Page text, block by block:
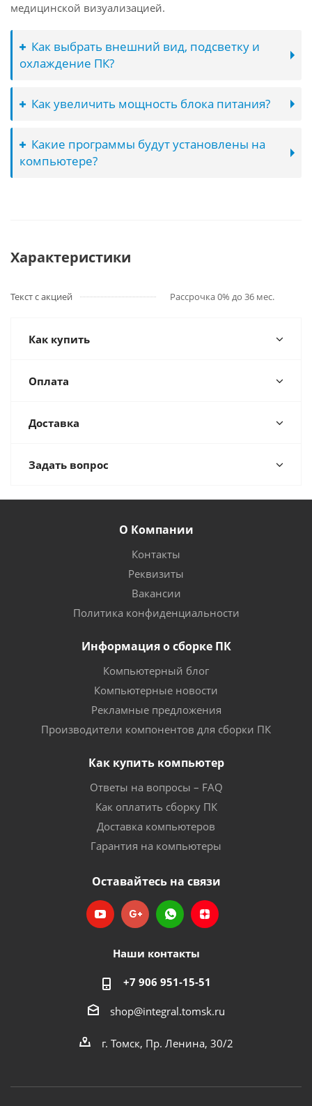
медицинской визуализацией.
Как выбрать внешний вид, подсветку и
охлаждение ПК?
Как увеличить мощность блока питания?
Какие программы будут установлены на
компьютере?
Характеристики
Текст с акцией Рассрочка 0% до 36 мес.
Как купить
Оплата
Доставка
Задать вопрос
О Компании
Контакты
Реквизиты
Вакансии
Политика конфиденциальности
Информация о сборке ПК
Компьютерный блог
Компьютерные новости
Рекламные предложения
Производители компонентов для сборки ПК
Как купить компьютер
Ответы на вопросы – FAQ
Как оплатить сборку ПК
Доставка компьютеров
Гарантия на компьютеры
Оставайтесь на связи
Наши контакты
+7 906 951-15-51
shop@integral.tomsk.ru
г. Томск, Пр. Ленина, 30/2